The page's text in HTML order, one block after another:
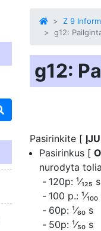
Z 9
g12:
g12:
Pasirinkite [
Pasirinkus [
nurodyta
120p: ¹⁄₁₂₅ s
100 p.:
60p: ¹⁄₆₀ s
50p: ¹⁄₅₀ s